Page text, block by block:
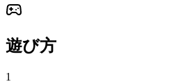
遊び方
1